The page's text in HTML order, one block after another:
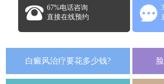
67%电话咨询
直接在线预约
白癜风治疗要花多少钱?